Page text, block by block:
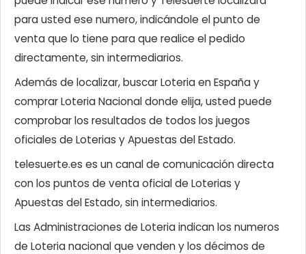
para usted ese numero, indicándole el punto de
venta que lo tiene para que realice el pedido
directamente, sin intermediarios.
Además de localizar, buscar Loteria en España y
comprar Loteria Nacional donde elija, usted puede
comprobar los resultados de todos los juegos
oficiales de Loterias y Apuestas del Estado.
telesuerte.es es un canal de comunicación directa
con los puntos de venta oficial de Loterias y
Apuestas del Estado, sin intermediarios.
Las Administraciones de Loteria indican los numeros
de Loteria nacional que venden y los décimos de